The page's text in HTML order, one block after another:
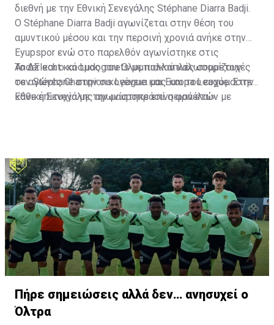
διεθνή με την Εθνική Σενεγάλης Stéphane Diarra Badji.
Ο Stéphane Diarra Badji αγωνίζεται στην θέση του
αμυντικού μέσου και την περσινή χρονιά ανήκε στην
Eyupspor ενώ στο παρελθόν αγωνίστηκε στις
Anderlecht και Ludogorets με πολλαπλές συμμετοχές
σε αγώνες Champions League και Europa League. Στην
Εθνική Σενεγάλης αγωνίστηκε επί σειρά ετών με
Το ΔΣ και ο κόσμος του Ολυμπιακού καλωσορίζουν
τον Stéphane στην οικογένεια μας και του ευχόμαστε
κάθε επιτυχία με την μαυροπράσινη φανέλα.»
Πήρε σημειώσεις αλλά δεν… ανησυχεί ο
Όλτρα